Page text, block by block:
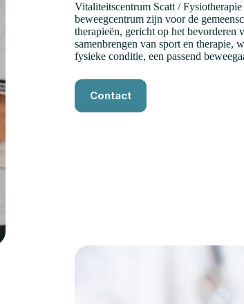
Vitaliteitscentrum Scatt /
beweegcentrum zijn voor de
therapieën, gericht op het
samenbrengen van sport en therapie,
fysieke conditie, een passend
Contact